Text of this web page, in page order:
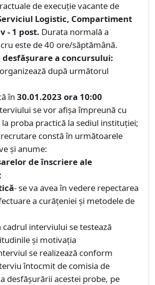
de execuţie vacante de
Logistic, Compartiment
- 1 post. Durata normală a
este de 40 ore/săptămână.
a concursului:
după următorul
în 30.01.2023 ora 10:00
se vor afişa împreună cu
proba practică la sediul instituţiei;
constă în următoarele
şi anume:
de înscriere ale
- se va avea în vedere repectarea
a curățeniei și metodele de
cadrul interviului se testează
şi motivaţia
se realizează conform
întocmit de comisia de
desfăşurării acestei probe, pe